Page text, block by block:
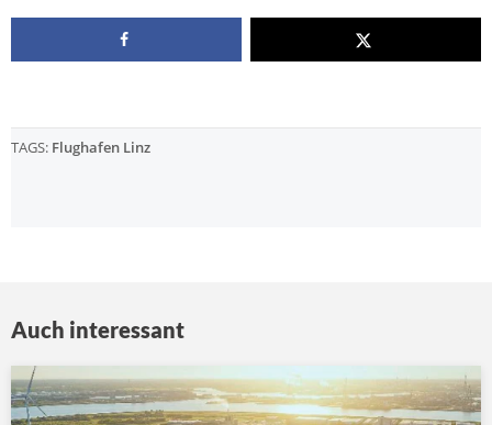
TAGS: Flughafen Linz
Auch interessant